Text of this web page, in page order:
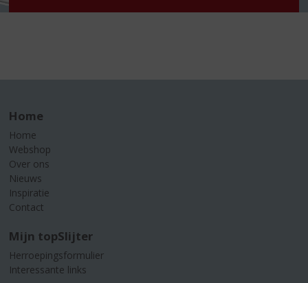
Home
Home
Webshop
Over ons
Nieuws
Inspiratie
Contact
Mijn topSlijter
Herroepingsformulier
Interessante links